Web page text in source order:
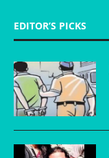
EDITOR’S PICKS